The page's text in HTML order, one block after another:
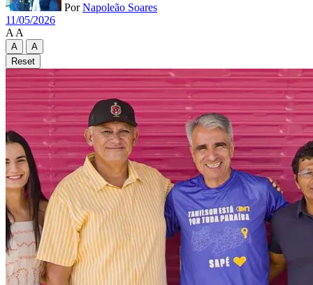
Por Napoleão Soares
11/05/2026
A A
A
A
Reset